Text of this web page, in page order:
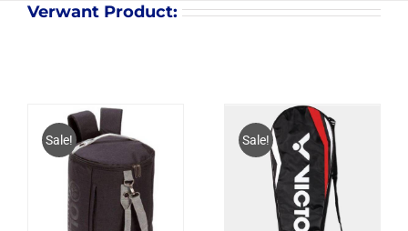
Verwant Product:
Sale! Sale!